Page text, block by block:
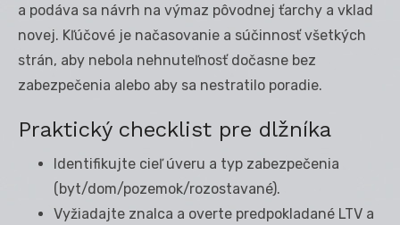
a podáva sa návrh na výmaz pôvodnej ťarchy a vklad
novej. Kľúčové je načasovanie a súčinnosť všetkých
strán, aby nebola nehnuteľnosť dočasne bez
zabezpečenia alebo aby sa nestratilo poradie.
Praktický checklist pre dlžníka
Identifikujte cieľ úveru a typ zabezpečenia
(byt/dom/pozemok/rozostavané).
Vyžiadajte znalca a overte predpokladané LTV a